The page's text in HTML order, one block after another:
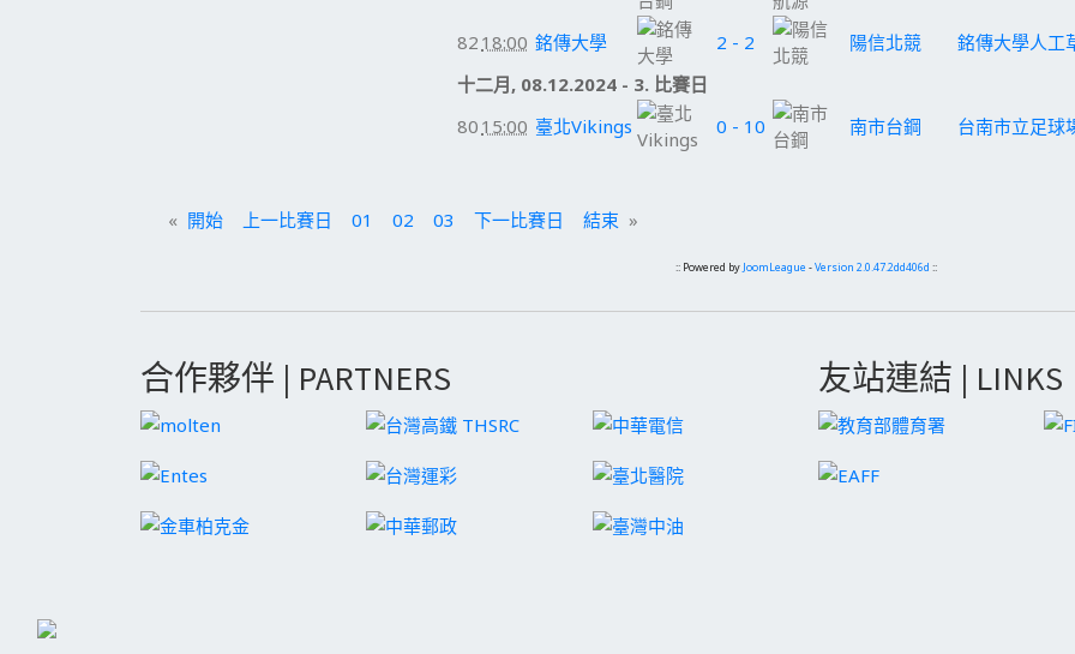
82 18:00 銘傳大學 2 - 2 陽信北競
銘傳大學人工
十二月, 08.12.2024 - 3. 比賽日
80 15:00 臺北Vikings 0 - 10 南市台鋼 台南市立足球
« 開始 上一比賽日 01 02 03 下一比賽日 結束 »
:: Powered by JoomLeague -Version 2.0.47.2dd406d ::
合作夥伴 | PARTNERS 友站連結 | LINKS